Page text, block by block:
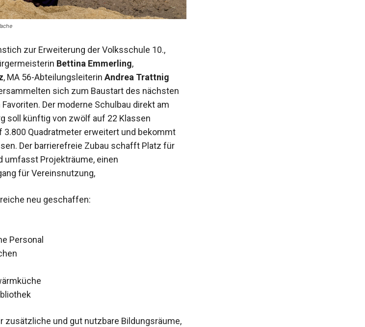
zur Erweiterung der Volksschule 10.,
Bettina Emmerling,
, MA 56-Abteilungsleiterin Andrea Trattnig
sich zum Baustart des nächsten
Der moderne Schulbau direkt am
soll künftig von zwölf auf 22 Klassen
3.800 Quadratmeter erweitert und bekommt
Der barrierefreie Zubau schafft Platz für
umfasst Projekträume, einen
für Vereinsnutzung,
neu geschaffen:
Personal
zusätzliche und gut nutzbare Bildungsräume,